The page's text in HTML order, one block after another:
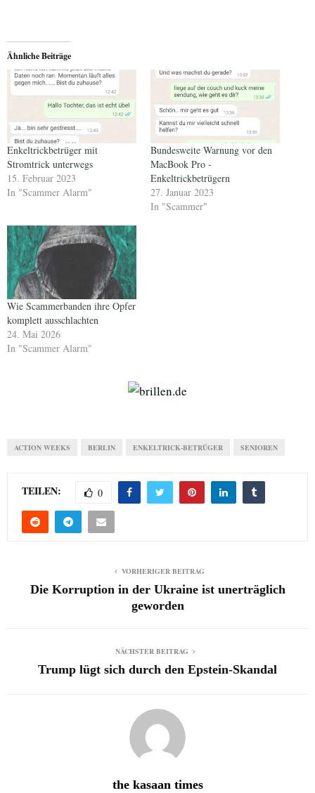
Ähnliche Beiträge
Enkeltrickbetrüger mit
Stromtrick unterwegs
15. Februar 2023
In "Scammer Alarm"
Bundesweite Warnung vor den
MacBook Pro -
Enkeltrickbetrügern
27. Januar 2023
In "Scammer"
Wie Scammerbanden ihre Opfer
komplett ausschlachten
24. Mai 2026
In "Scammer Alarm"
ACTION WEEKS BERLIN ENKELTRICK-BETRÜGER SENIOREN
TEILEN: 0
VORHERIGER BEITRAG
Die Korruption in der Ukraine ist unerträglich
geworden
NÄCHSTER BEITRAG
Trump lügt sich durch den Epstein-Skandal
the kasaan times